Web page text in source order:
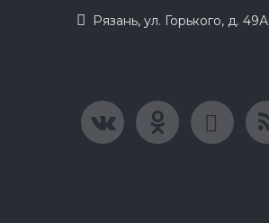
Рязань, ул. Горького, д. 49А